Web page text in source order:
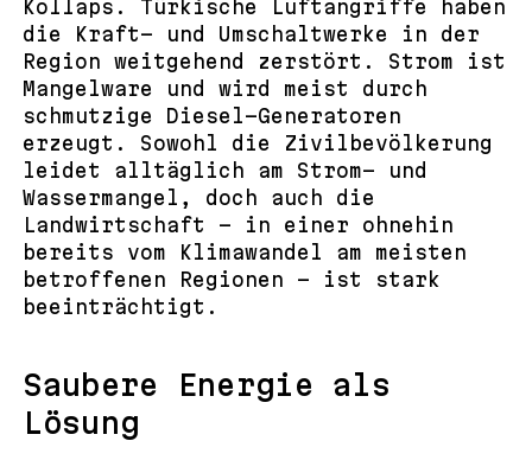
Kollaps. Türkische Luftangriffe haben
die Kraft- und Umschaltwerke in der
Region weitgehend zerstört. Strom ist
Mangelware und wird meist durch
schmutzige Diesel-Generatoren
erzeugt. Sowohl die Zivilbevölkerung
leidet alltäglich am Strom- und
Wassermangel, doch auch die
Landwirtschaft – in einer ohnehin
bereits vom Klimawandel am meisten
betroffenen Regionen – ist stark
beeinträchtigt.
Saubere Energie als
Lösung